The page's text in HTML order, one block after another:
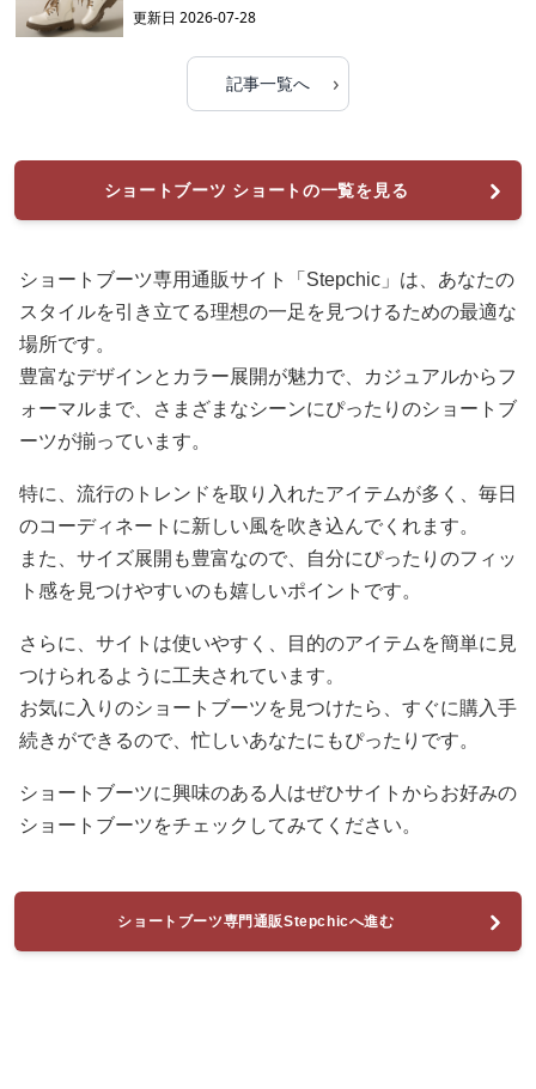
更新日2026-07-28
記事一覧へ ›
ショートブーツ ショートの一覧を見る
ショートブーツ専用通販サイト「Stepchic」は、あなたの
スタイルを引き立てる理想の一足を見つけるための最適な
場所です。
豊富なデザインとカラー展開が魅力で、カジュアルからフ
ォーマルまで、さまざまなシーンにぴったりのショートブ
ーツが揃っています。
特に、流行のトレンドを取り入れたアイテムが多く、毎日
のコーディネートに新しい風を吹き込んでくれます。
また、サイズ展開も豊富なので、自分にぴったりのフィッ
ト感を見つけやすいのも嬉しいポイントです。
さらに、サイトは使いやすく、目的のアイテムを簡単に見
つけられるように工夫されています。
お気に入りのショートブーツを見つけたら、すぐに購入手
続きができるので、忙しいあなたにもぴったりです。
ショートブーツに興味のある人はぜひサイトからお好みの
ショートブーツをチェックしてみてください。
ショートブーツ専門通販Stepchicへ進む